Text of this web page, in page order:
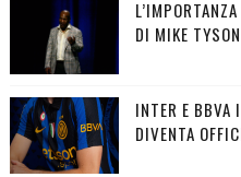
DI MIKE TYSON
INTER E BBVA
DIVENTA